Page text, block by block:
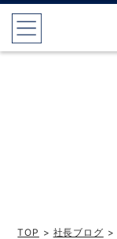
TOP > 社長ブログ >